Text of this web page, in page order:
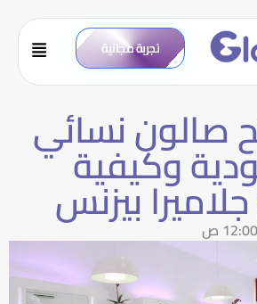
تجربة مجانية
صالون نسائي
وكيفية
بيزنس 12:00 ص